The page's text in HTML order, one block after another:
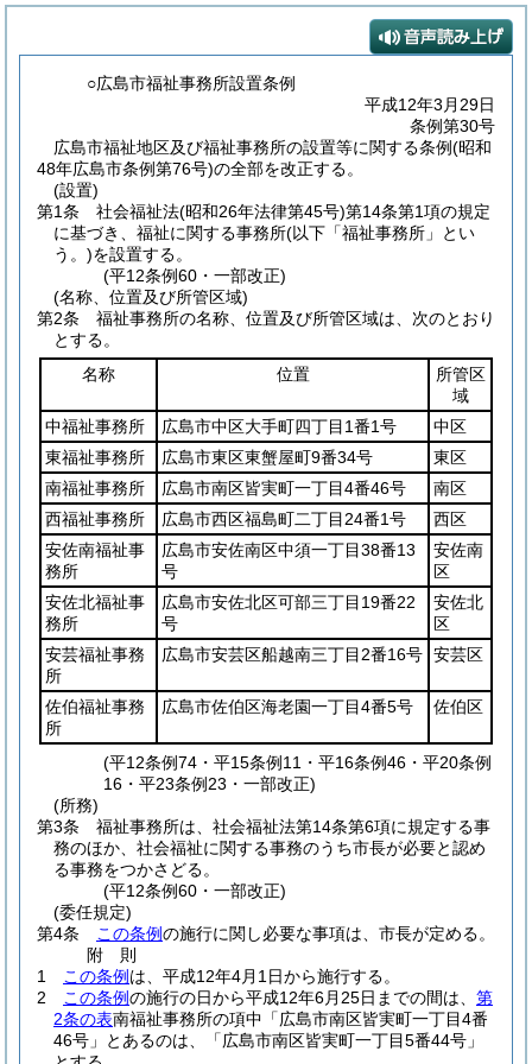
○広島市福祉事務所設置条例
平成12年3月29日
条例第30号
広島市福祉地区及び福祉事務所の設置等に関する条例(昭和
48年広島市条例第76号)の全部を改正する。
(設置)
第1条
社会福祉法(昭和26年法律第45号)第14条第1項の規定
に基づき、福祉に関する事務所(以下「福祉事務所」とい
う。)を設置する。
(平12条例60・一部改正)
(名称、位置及び所管区域)
第2条
福祉事務所の名称、位置及び所管区域は、次のとおり
とする。
名称
位置
所管区
域
中福祉事務所
広島市中区大手町四丁目1番1号
中区
東福祉事務所
広島市東区東蟹屋町9番34号
東区
南福祉事務所
広島市南区皆実町一丁目4番46号
南区
西福祉事務所
広島市西区福島町二丁目24番1号
西区
安佐南福祉事
務所
広島市安佐南区中須一丁目38番13
号
安佐南
区
安佐北福祉事
務所
広島市安佐北区可部三丁目19番22
号
安佐北
区
安芸福祉事務
所
広島市安芸区船越南三丁目2番16号 安芸区
佐伯福祉事務
所
広島市佐伯区海老園一丁目4番5号 佐伯区
(平12条例74・平15条例11・平16条例46・平20条例
16・平23条例23・一部改正)
(所務)
第3条
福祉事務所は、社会福祉法第14条第6項に規定する事
務のほか、社会福祉に関する事務のうち市長が必要と認め
る事務をつかさどる。
(平12条例60・一部改正)
(委任規定)
第4条
この条例の施行に関し必要な事項は、市長が定める。
附 則
1
この条例 は、平成12年4月1日から施行する。
2
この条例の施行の日から平成12年6月25日までの間は、 第
2条の表南福祉事務所の項中「広島市南区皆実町一丁目4番
46号」とあるのは、「広島市南区皆実町一丁目5番44号」